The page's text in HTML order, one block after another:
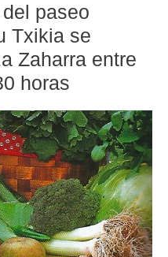
paseo
Txikia se
Zaharra entre
horas